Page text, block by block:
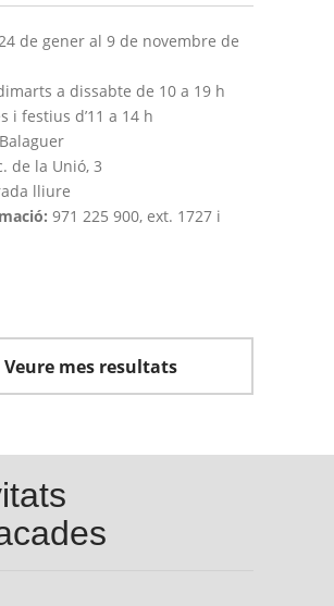
de gener al 9 de novembre de
a dissabte de 10 a 19 h
i festius d’11 a 14 h
de la Unió, 3
lliure
971 225 900, ext. 1727 i
mes resultats